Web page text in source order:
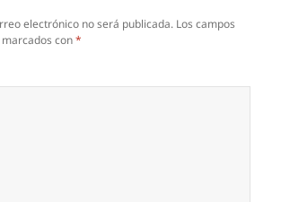
electrónico no será publicada. Los campos
con*